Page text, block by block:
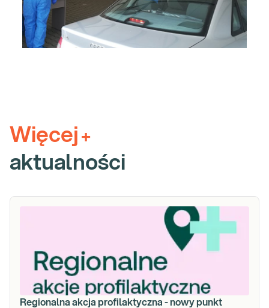
Więcej +
aktualności
Regionalna akcja profilaktyczna - nowy punkt